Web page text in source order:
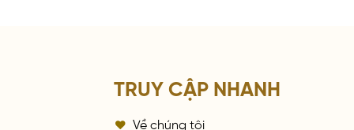
TRUY CẬP NHANH
Về chúng tôi